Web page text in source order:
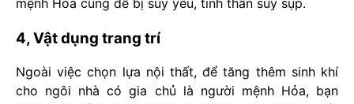
mệnh Hỏa cũng dễ bị suy yếu, tinh thần suy sụp.
4, Vật dụng trang trí
Ngoài việc chọn lựa nội thất, để tăng thêm sinh khí
cho ngôi nhà có gia chủ là người mệnh Hỏa, bạn